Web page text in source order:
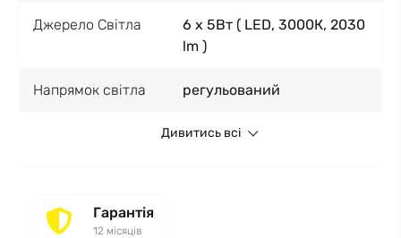
Джерело Світла
6 x 5Вт ( LED, 3000К, 2030
lm )
Напрямок світла регульований
Дивитись всі
Гарантія
12 місяців